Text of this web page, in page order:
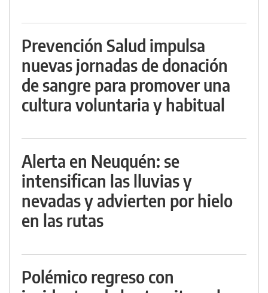
Prevención Salud impulsa
nuevas jornadas de donación
de sangre para promover una
cultura voluntaria y habitual
Alerta en Neuquén: se
intensifican las lluvias y
nevadas y advierten por hielo
en las rutas
Polémico regreso con